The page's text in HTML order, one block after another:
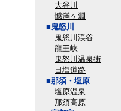
大谷川
憾満ヶ淵
■鬼怒川
鬼怒川渓谷
龍王峡
鬼怒川温泉街
日塩道路
■那須・塩原
塩原温泉
那須高原